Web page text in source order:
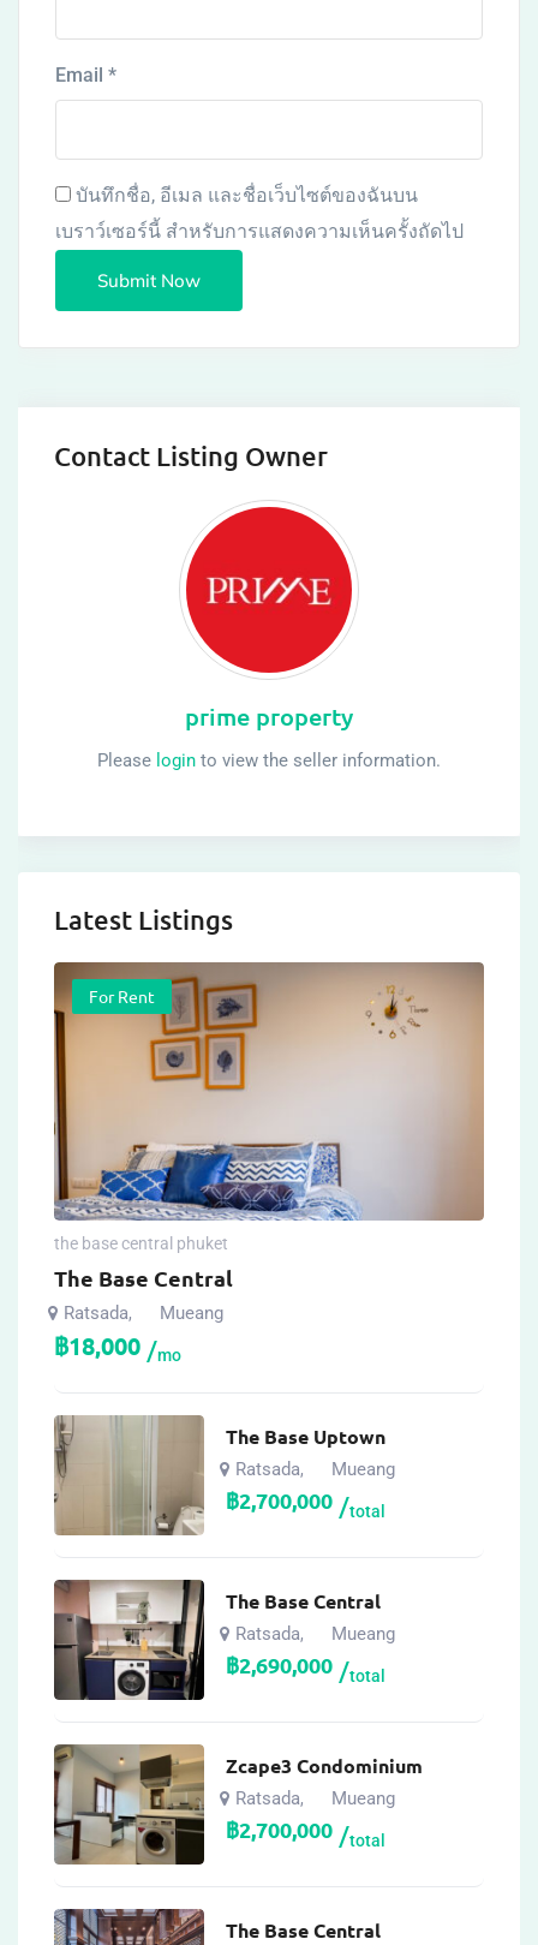
Email *
บันทึกชื่อ, อีเมล และชื่อเว็บไซต์ของฉันบน
เบราว์เซอร์นี้ สำหรับการแสดงความเห็นครั้งถัดไป
Contact Listing Owner
prime property
Please login to view the seller information.
Latest Listings
For Rent
the base central phuket
The Base Central
Ratsada, Mueang
฿18,000 mo
The Base Uptown
Ratsada, Mueang
฿2,700,000 total
The Base Central
Ratsada, Mueang
฿2,690,000 total
Zcape3 Condominium
Ratsada, Mueang
฿2,700,000 total
The Base Central